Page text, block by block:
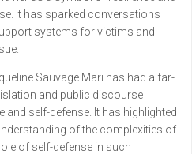
It has sparked conversations
systems for victims and
Sauvage Mari has had a far-
and public discourse
self-defense. It has highlighted
of the complexities of
of self-defense in such